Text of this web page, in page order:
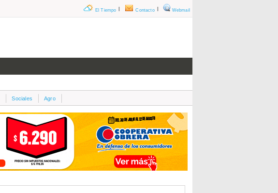
Webmail
|
Contacto
|
El Tiempo
Sociales Agro